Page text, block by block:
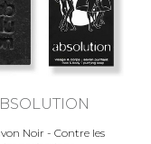
Noir - Contre les